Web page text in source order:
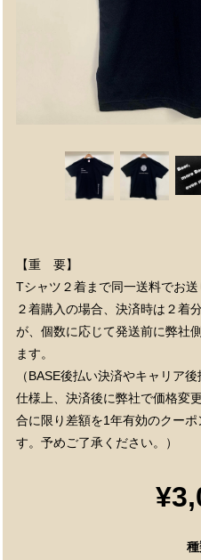
【重 要】
Tシャツ２着まで同一送料でお送
２着購入の場合、決済時は２着
が、個数に応じて発送前に弊社
ます。
（BASE後払い決済やキャリア
仕様上、決済後に弊社で価格変
合に限り差額を1年有効のクー
す。予めご了承ください。）